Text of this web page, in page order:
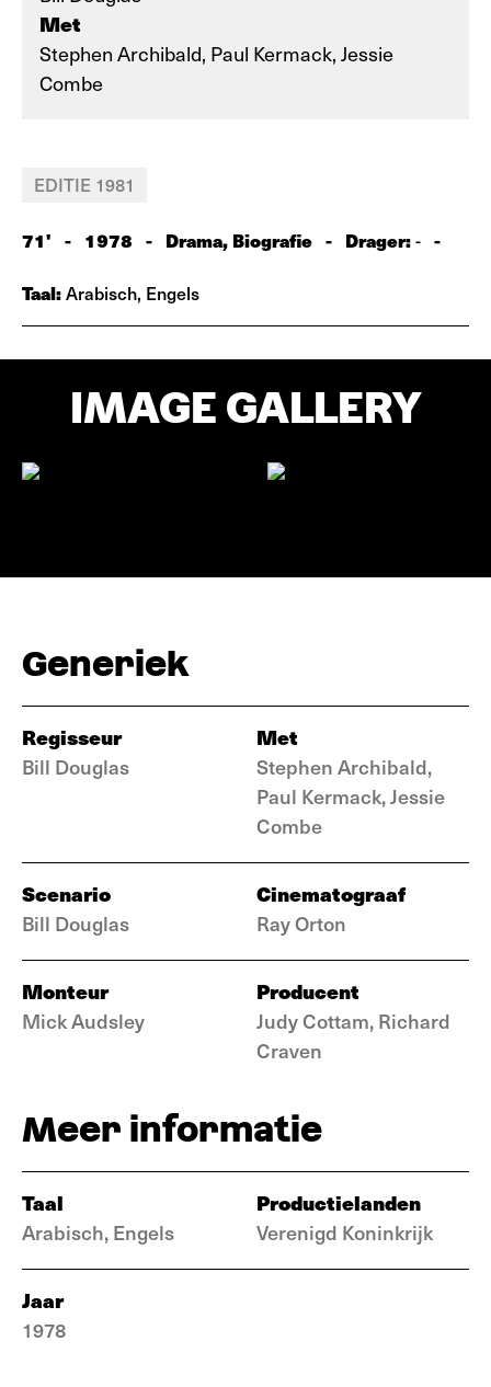
Met
Stephen Archibald, Paul Kermack, Jessie
Combe
EDITIE 1981
71' - 1978 - Drama, Biografie - Drager:- -
Taal:Arabisch, Engels
IMAGE GALLERY
Generiek
Regisseur
Bill Douglas
Met
Stephen Archibald,
Paul Kermack, Jessie
Combe
Scenario
Bill Douglas
Cinematograaf
Ray Orton
Monteur
Mick Audsley
Producent
Judy Cottam, Richard
Craven
Meer informatie
Taal
Arabisch, Engels
Productielanden
Verenigd Koninkrijk
Jaar
1978